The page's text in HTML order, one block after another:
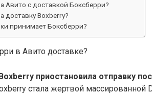
Авито с доставкой Боксберри?
доставку Boxberry?
принимает Боксберри?
в Авито доставке?
приостановила отправку
стала жертвой массированной